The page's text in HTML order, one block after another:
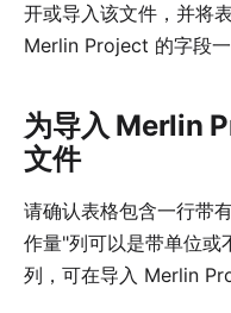
开或导入该文件，并将
Merlin Project 的字段一
为导入 Merlin
文件
请确认表格包含一行带
作量"列可以是带单位或
列，可在导入 Merlin